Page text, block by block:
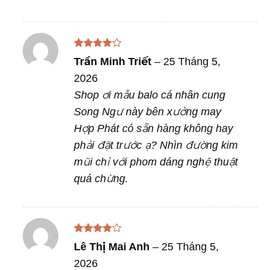
Được
xếp hạng
45 sao
Trần Minh Triết– 25 Tháng 5,
2026
Shop ơi mẫu balo cá nhân cung
Song Ngư này bên xưởng may
Hợp Phát có sẵn hàng không hay
phải đặt trước ạ? Nhìn đường kim
mũi chỉ với phom dáng nghệ thuật
quá chừng.
Được
xếp hạng
45 sao
Lê Thị Mai Anh– 25 Tháng 5,
2026